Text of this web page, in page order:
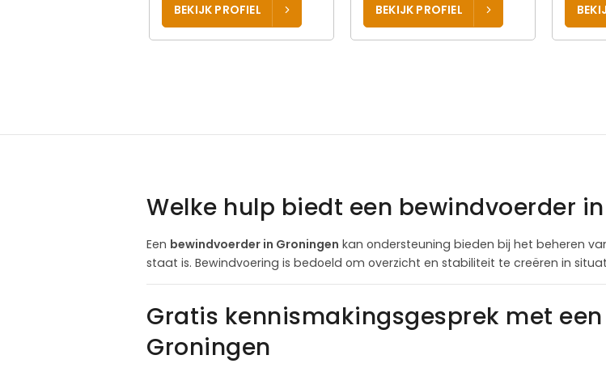
BEKIJK PROFIEL BEKIJK PROFIEL
Welke hulp biedt een bewindvoerder
Een bewindvoerder in Groningen kan ondersteuning bieden bij het beheren
staat is. Bewindvoering is bedoeld om overzicht en stabiliteit te creëren in
Gratis kennismakingsgesprek met
Groningen